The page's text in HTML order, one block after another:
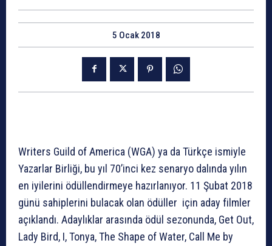
5 Ocak 2018
Writers Guild of America (WGA) ya da Türkçe ismiyle
Yazarlar Birliği, bu yıl 70’inci kez senaryo dalında yılın
en iyilerini ödüllendirmeye hazırlanıyor. 11 Şubat 2018
günü sahiplerini bulacak olan ödüller için aday filmler
açıklandı. Adaylıklar arasında ödül sezonunda, Get Out,
Lady Bird, I, Tonya, The Shape of Water, Call Me by